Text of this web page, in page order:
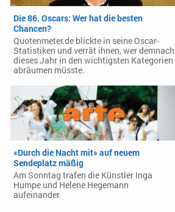
Die 86. Oscars: Wer hat die besten
Chancen?
Quotenmeter.de blickte in seine Oscar-
Statistiken und verrät ihnen, wer demnach
dieses Jahr in den wichtigsten Kategorien
abräumen müsste.
«Durch die Nacht mit» auf neuem
Sendeplatz mäßig
Am Sonntag trafen die Künstler Inga
Humpe und Helene Hegemann
aufeinander.